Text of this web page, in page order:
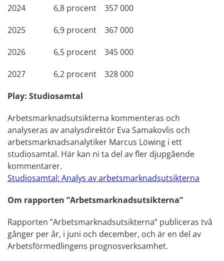
2024 6,8 procent 357 000
2025 6,9 procent 367 000
2026 6,5 procent 345 000
2027 6,2 procent 328 000
Play: Studiosamtal
Arbetsmarknadsutsikterna kommenteras och
analyseras av analysdirektör Eva Samakovlis och
arbetsmarknadsanalytiker Marcus Löwing i ett
studiosamtal. Här kan ni ta del av fler djupgående
kommentarer.
Studiosamtal: Analys av arbetsmarknadsutsikterna
Om rapporten ”Arbetsmarknadsutsikterna”
Rapporten ”Arbetsmarknadsutsikterna” publiceras två
gånger per år, i juni och december, och är en del av
Arbetsförmedlingens prognosverksamhet.